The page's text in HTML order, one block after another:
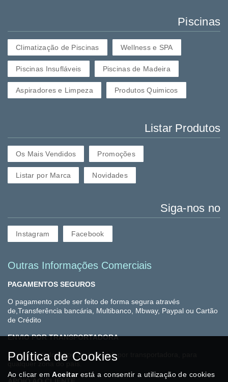
Piscinas
Climatização de Piscinas Wellness e SPA
Piscinas Insufláveis Piscinas de Madeira
Aspiradores e Limpeza Produtos Quimicos
Listar Produtos
Os Mais Vendidos Promoções
Listar por Marca Novidades
Siga-nos no
Instagram Facebook
Outras Informações Comerciais
PAGAMENTOS SEGUROS
O pagamento pode ser feito de forma segura através
de,Transferência bancária, Multibanco, Mbway, Paypal ou Cartão
de Crédito
ENVIO POR TRANSPORTADORA
Enviamos todo o tipo de material, por transportadora, para
Política de Cookies
Ao clicar emAceitarestá a consentir a utilização de cookies